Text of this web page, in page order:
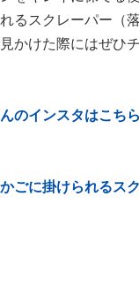
るスクレーパー（
かけた際にはぜひ
のインスタはこち
ごに掛けられるス